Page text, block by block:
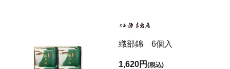
織部錦 6個入
1,620円(税込)